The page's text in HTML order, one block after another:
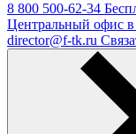
8 800 500-62-34
Центральный офис
director@f-tk.ru